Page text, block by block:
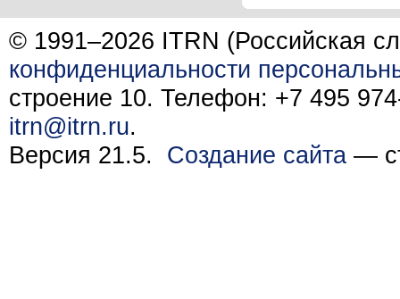
© 1991–2026 ITRN (Российская
конфиденциальности
строение 10. Телефон: +7 495
itrn@itrn.ru.
Версия 21.5. Создание сайта —